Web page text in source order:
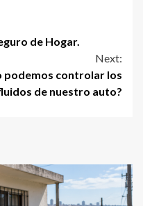
de Hogar.
Next:
podemos controlar los
de nuestro auto?